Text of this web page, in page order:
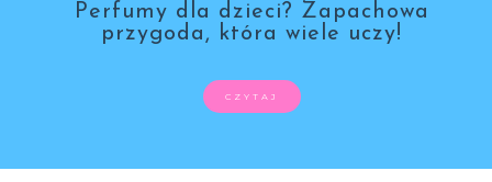
Perfumy dla dzieci? Zapachowa
przygoda, która wiele uczy!
CZYTAJ